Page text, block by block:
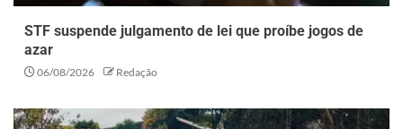
STF suspende julgamento de lei que proíbe jogos de
azar
06/08/2026 Redação